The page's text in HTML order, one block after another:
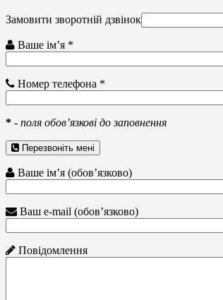
Замовити зворотній дзвінок
Ваше ім’я *
Номер телефона *
* - поля обов’язкові до заповнення
Перезвоніть мені
Ваше ім’я (обов’язково)
Ваш e-mail (обов’язково)
Повідомлення